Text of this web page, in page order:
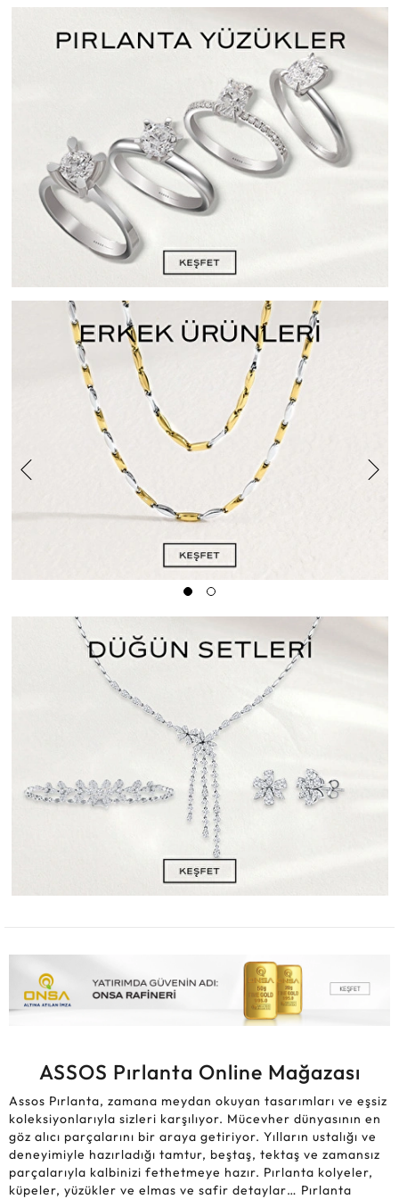
Assos Pırlanta, zamana meydan okuyan tasarımları ve eşsiz
koleksiyonlarıyla sizleri karşılıyor. Mücevher dünyasının en
göz alıcı parçalarını bir araya getiriyor. Yılların ustalığı ve
deneyimiyle hazırladığı tamtur, beştaş, tektaş ve zamansız
yüzükler aşkınızı sonsuzluğa taşırken kolyeler ve elmas
gerdanlıklar ışıltınızı ortaya çıkarıyor. Gelecek, geçmiş ve
şimdiki anı simgeleyen beştaşlar ve benzersiz dokunuşuyla
büyüleyen safirler ise sadeliği ve zarafeti bir araya
getiriyor. Assos Pırlanta, en berrak ve nadide taşları
titizlikle seçer ve ustalıkla işleyerek sizlere sunar. Her
detayın özenle işlendiği parçalarla hazırladığı benzersiz